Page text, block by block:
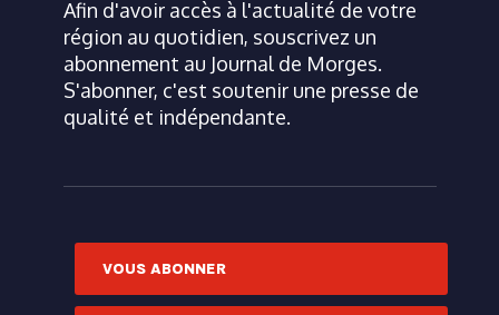
Afin d'avoir accès à l'actualité de votre
région au quotidien, souscrivez un
abonnement au Journal de Morges.
S'abonner, c'est soutenir une presse de
qualité et indépendante.
VOUS ABONNER